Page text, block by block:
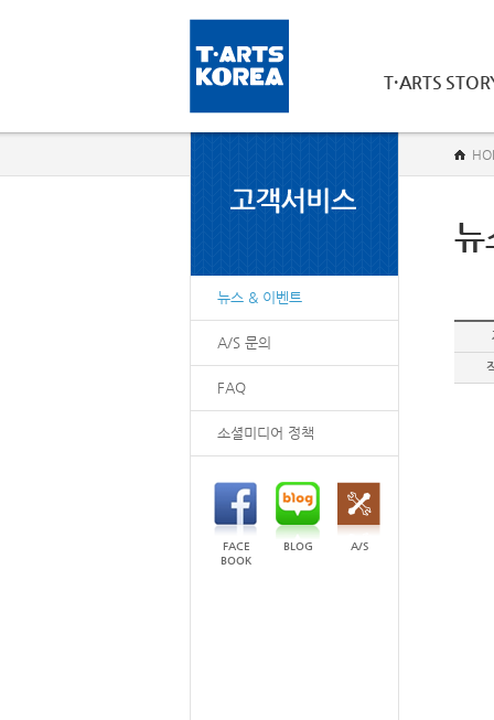
T·ARTS
뉴스 & 이벤트
A/S 문의
FAQ
소셜미디어 정책
FACE
BOOK
BLOG A/S
뉴